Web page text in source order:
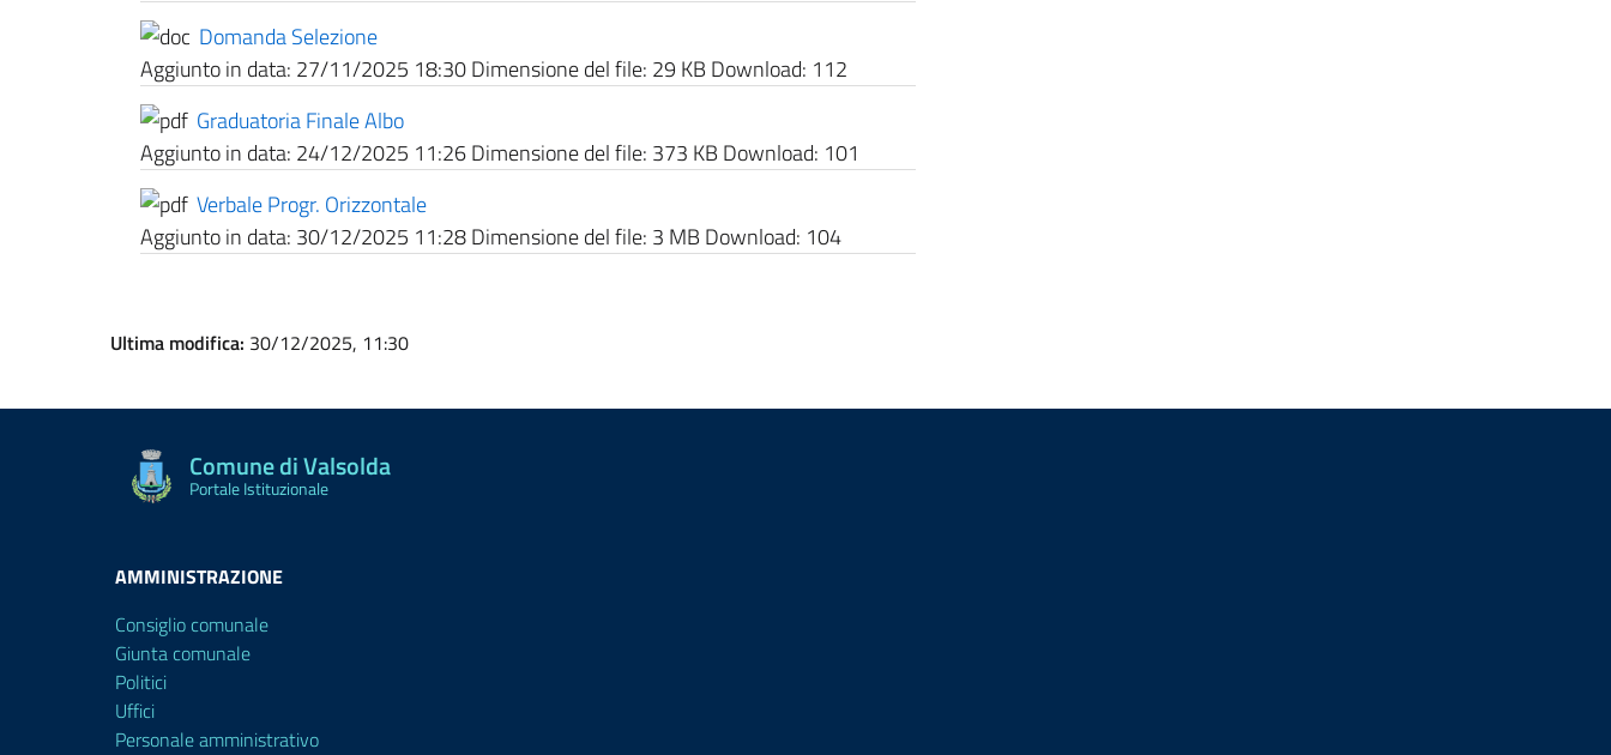
Domanda Selezione
Aggiunto in data: 27/11/2025 18:30Dimensione del file: 29 KB Download: 112
Graduatoria Finale Albo
Aggiunto in data: 24/12/2025 11:26Dimensione del file: 373 KB Download: 101
Verbale Progr. Orizzontale
Aggiunto in data: 30/12/2025 11:28Dimensione del file: 3 MB Download: 104
Ultima modifica: 30/12/2025, 11:30
Comune di Valsolda
Portale Istituzionale
AMMINISTRAZIONE
Consiglio comunale
Giunta comunale
Politici
Uffici
Personale amministrativo